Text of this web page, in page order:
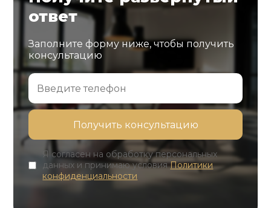
ответ
Заполните форму ниже, чтобы получить
консультацию
Я согласен на обработку персональных
данных и принимаю условияПолитики
конфиденциальности